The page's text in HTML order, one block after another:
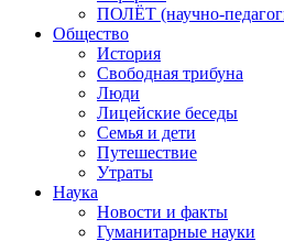
ПОЛЁТ (научно-
Общество
История
Свободная трибуна
Люди
Лицейские беседы
Семья и дети
Путешествие
Утраты
Наука
Новости и факты
Гуманитарные науки